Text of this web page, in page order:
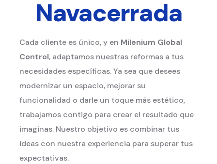
Navacerrada
Cada cliente es único, y en Milenium Global
Control, adaptamos nuestras reformas a tus
necesidades específicas. Ya sea que desees
modernizar un espacio, mejorar su
funcionalidad o darle un toque más estético,
trabajamos contigo para crear el resultado que
imaginas. Nuestro objetivo es combinar tus
ideas con nuestra experiencia para superar tus
expectativas.